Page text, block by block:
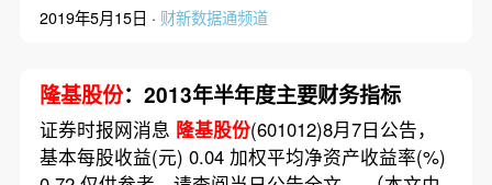
2019年5月15日 · 财新数据通频道
隆基股份：2013年半年度主要财务指标
证券时报网消息 隆基股份(601012)8月7日公告，
基本每股收益(元) 0.04 加权平均净资产收益率(%)